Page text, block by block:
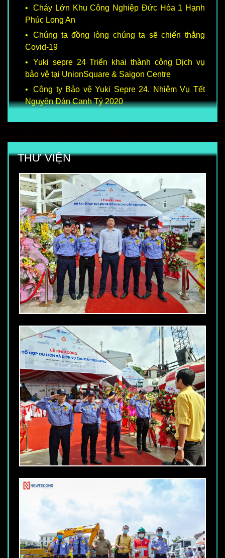
Cháy Lớn Khu Công Nghiệp Đức Hòa 1 Hạnh
Phúc Long An
Chúng ta đồng lòng chúng ta sẽ chiến thắng
Covid-19
Yuki sepre 24 Triển khai thành công Dịch vụ
bảo vệ tại UnionSquare & Saigon Centre
Công ty Bảo vệ Yuki Sepre 24. Nhiệm Vụ Tết
Nguyên Đán Canh Tý 2020
THƯ VIỆN